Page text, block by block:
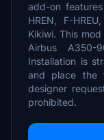
add-on
HREN, F-
Kikiwi. This
Airbus A350-
Installation is
and place the
designer
prohibited.